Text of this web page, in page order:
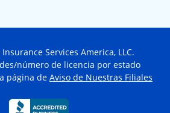
Services America, LLC.
número de licencia por estado
página de Aviso de Nuestras Filiales